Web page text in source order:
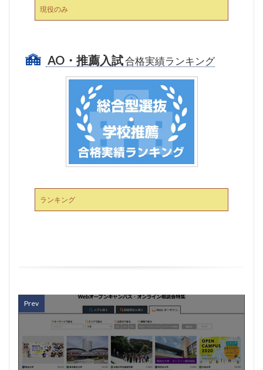
現役のみ
AO・推薦入試合格実績ランキング
ランキング
Prev